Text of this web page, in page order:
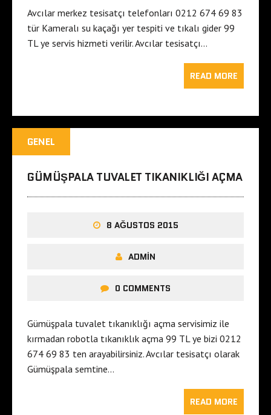
Avcılar merkez tesisatçı telefonları 0212 674 69 83
tür Kameralı su kaçağı yer tespiti ve tıkalı gider 99
TL ye servis hizmeti verilir. Avcılar tesisatçı…
READ MORE
GENEL
GÜMÜŞPALA TUVALET TIKANIKLIĞI AÇMA
8 AĞUSTOS 2015
ADMIN
0 COMMENTS
Gümüşpala tuvalet tıkanıklığı açma servisimiz ile
kırmadan robotla tıkanıklık açma 99 TL ye bizi 0212
674 69 83 ten arayabilirsiniz. Avcılar tesisatçı olarak
Gümüşpala semtine…
READ MORE